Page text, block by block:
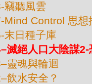
竊聽風雲
Mind Control 思想
末日種子庫
滅絕人口大陰謀
靈魂與輪迴
飲水安全？